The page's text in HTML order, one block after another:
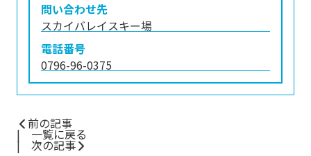
問い合わせ先
スカイバレイスキー場
電話番号
0796-96-0375
前の記事
一覧に戻る
次の記事